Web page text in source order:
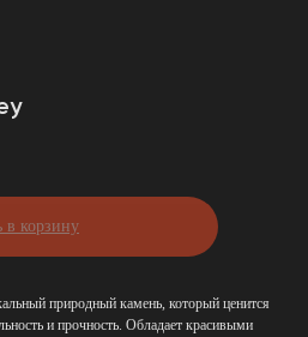
в корзину
природный камень, который ценится
и прочность. Обладает красивыми